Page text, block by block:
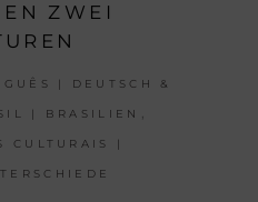
ZWEI
| DEUTSCH &
| BRASILIEN
CULTURAIS |